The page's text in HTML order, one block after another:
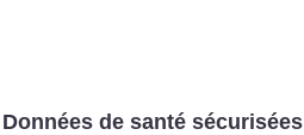
Données de santé sécurisées